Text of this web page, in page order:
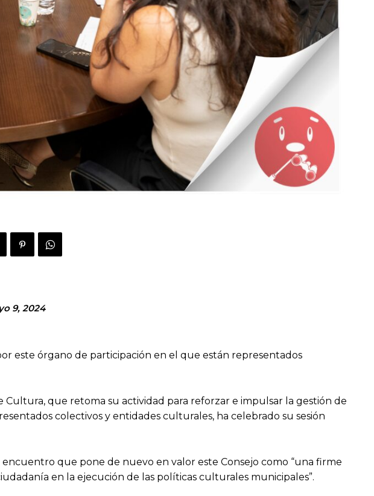
9, 2024
este órgano de participación en el que están representados
Cultura, que retoma su actividad para reforzar e impulsar la gestión de
colectivos y entidades culturales, ha celebrado su sesión
que pone de nuevo en valor este Consejo como “una firme
en la ejecución de las políticas culturales municipales”.